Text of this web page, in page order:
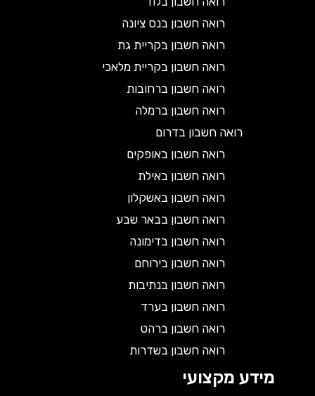
רואה חשבון בנס ציונה
רואה חשבון בקריית גת
רואה חשבון בקריית מלאכי
רואה חשבון ברחובות
רואה חשבון ברמלה
רואה חשבון בדרום
רואה חשבון באופקים
רואה חשבון באילת
רואה חשבון באשקלון
רואה חשבון בבאר שבע
רואה חשבון בדימונה
רואה חשבון בירוחם
רואה חשבון בנתיבות
רואה חשבון בערד
רואה חשבון ברהט
רואה חשבון בשדרות
מידע מקצועי